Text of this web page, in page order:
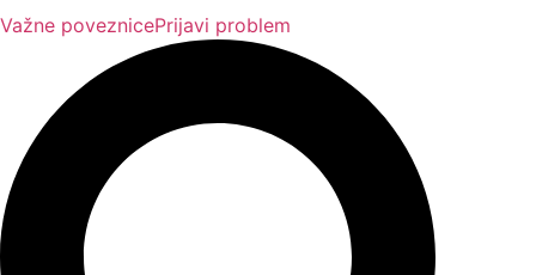
Važne poveznicePrijavi problem